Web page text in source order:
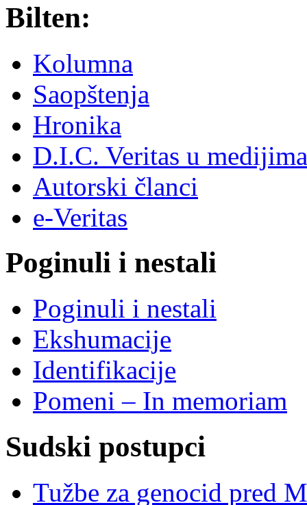
Bilten:
Kolumna
Saopštenja
Hronika
D.I.C. Veritas u medijima
Autorski članci
e-Veritas
Poginuli i nestali
Poginuli i nestali
Ekshumacije
Identifikacije
Pomeni – In memoriam
Sudski postupci
Tužbe za genocid pred